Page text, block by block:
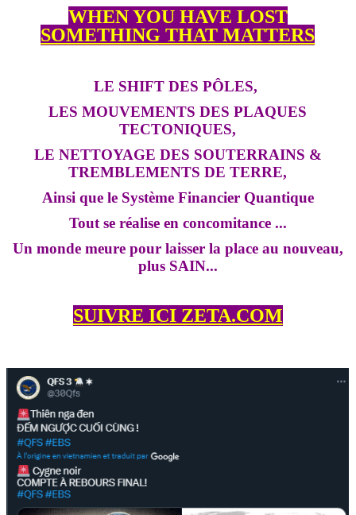
WHEN YOU HAVE LOST
SOMETHING THAT MATTERS
LE SHIFT DES PÔLES,
LES MOUVEMENTS DES PLAQUES
TECTONIQUES,
LE NETTOYAGE DES SOUTERRAINS &
TREMBLEMENTS DE TERRE,
Ainsi que le Système Financier Quantique
Tout se réalise en concomitance ...
Un monde meure pour laisser la place au nouveau,
plus SAIN...
SUIVRE ICI ZETA.COM